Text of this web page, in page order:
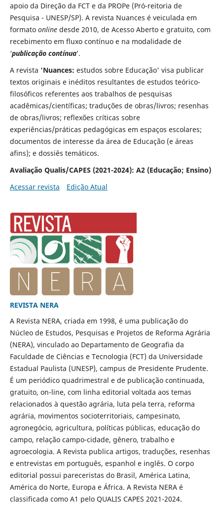
apoio da Direção da FCT e da PROPe (Pró-reitoria de
Pesquisa - UNESP/SP). A revista Nuances é veiculada em
formato onlinedesde 2010, de Acesso Aberto e gratuito, com
recebimento em fluxo contínuo e na modalidade de
‘publicação contínua’.
A revista 'Nuances: estudos sobre Educação' visa publicar
textos originais e inéditos resultantes de estudos teórico-
filosóficos referentes aos trabalhos de pesquisas
acadêmicas/científicas; traduções de obras/livros; resenhas
de obras/livros; reflexões críticas sobre
experiências/práticas pedagógicas em espaços escolares;
documentos de interesse da área de Educação (e áreas
afins); e dossiês temáticos.
Avaliação Qualis/CAPES (2021-2024): A2 (Educação; Ensino)
Acessar revista
Edição Atual
REVISTA NERA
A Revista NERA, criada em 1998, é uma publicação do
Núcleo de Estudos, Pesquisas e Projetos de Reforma Agrária
(NERA), vinculado ao Departamento de Geografia da
Faculdade de Ciências e Tecnologia (FCT) da Universidade
Estadual Paulista (UNESP), campus de Presidente Prudente.
É um periódico quadrimestral e de publicação continuada,
gratuito, on-line, com linha editorial voltada aos temas
relacionados à questão agrária, luta pela terra, reforma
agrária, movimentos socioterritoriais, campesinato,
agronegócio, agricultura, políticas públicas, educação do
campo, relação campo-cidade, gênero, trabalho e
agroecologia. A Revista publica artigos, traduções, resenhas
e entrevistas em português, espanhol e inglês. O corpo
editorial possui pareceristas do Brasil, América Latina,
América do Norte, Europa e África. A Revista NERA é
classificada como A1 pelo QUALIS CAPES 2021-2024.